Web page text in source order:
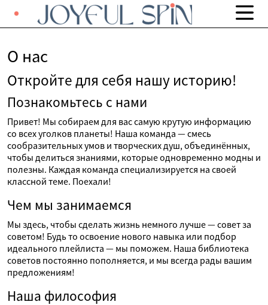
О нас
Откройте для себя нашу историю!
Познакомьтесь с нами
Привет! Мы собираем для вас самую крутую информацию
со всех уголков планеты! Наша команда — смесь
сообразительных умов и творческих душ, объединённых,
чтобы делиться знаниями, которые одновременно модны и
полезны. Каждая команда специализируется на своей
классной теме. Поехали!
Чем мы занимаемся
Мы здесь, чтобы сделать жизнь немного лучше — совет за
советом! Будь то освоение нового навыка или подбор
идеального плейлиста — мы поможем. Наша библиотека
советов постоянно пополняется, и мы всегда рады вашим
предложениям!
Наша философия